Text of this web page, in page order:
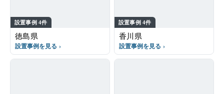
設置事例 4件
徳島県
設置事例を見る
設置事例 4件
香川県
設置事例を見る